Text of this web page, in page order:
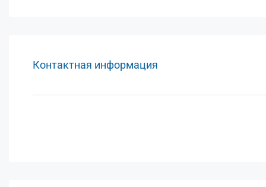
Контактная информация